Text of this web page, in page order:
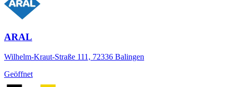
ARAL
Wilhelm-Kraut-Straße 111, 72336 Balingen
Geöffnet